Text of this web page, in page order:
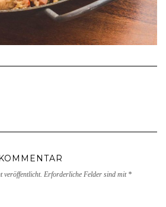
veröffentlicht. Erforderliche Felder sind mit *